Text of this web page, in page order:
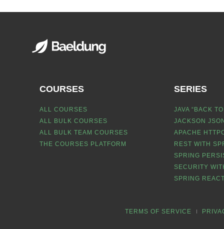
COURSES
ALL COURSES
ALL BULK COURSES
ALL BULK TEAM COURSES
THE COURSES PLATFORM
SERIES
JAVA “BACK
JACKSON
APACHE
REST WITH
SPRING
SECURITY
SPRING
TERMS OF SERVICE